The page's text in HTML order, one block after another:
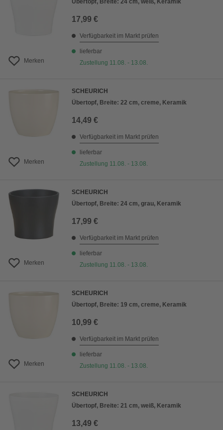
Merken
Übertopf, Breite: 24 cm, weiß, Keramik
17,99 €
Verfügbarkeit im Markt prüfen
lieferbar
Zustellung 11.08. - 13.08.
Merken
SCHEURICH
Übertopf, Breite: 22 cm, creme, Keramik
14,49 €
Verfügbarkeit im Markt prüfen
lieferbar
Zustellung 11.08. - 13.08.
Merken
SCHEURICH
Übertopf, Breite: 24 cm, grau, Keramik
17,99 €
Verfügbarkeit im Markt prüfen
lieferbar
Zustellung 11.08. - 13.08.
Merken
SCHEURICH
Übertopf, Breite: 19 cm, creme, Keramik
10,99 €
Verfügbarkeit im Markt prüfen
lieferbar
Zustellung 11.08. - 13.08.
SCHEURICH
Übertopf, Breite: 21 cm, weiß, Keramik
13,49 €